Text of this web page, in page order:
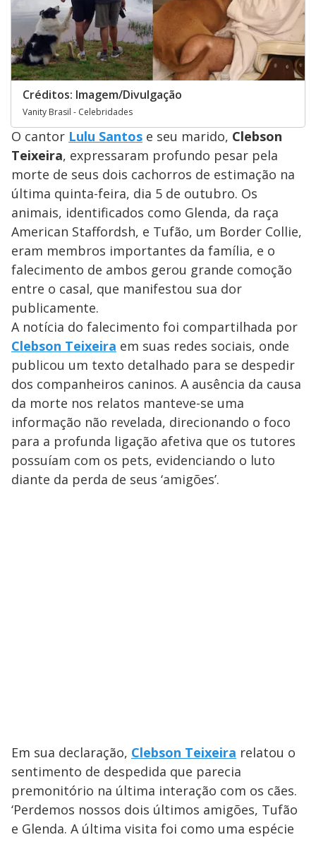
Créditos: Imagem/Divulgação
Vanity Brasil - Celebridades
O cantor Lulu Santos e seu marido, Clebson
Teixeira, expressaram profundo pesar pela
morte de seus dois cachorros de estimação na
última quinta-feira, dia 5 de outubro. Os
animais, identificados como Glenda, da raça
American Staffordsh, e Tufão, um Border Collie,
eram membros importantes da família, e o
falecimento de ambos gerou grande comoção
entre o casal, que manifestou sua dor
publicamente.
A notícia do falecimento foi compartilhada por
Clebson Teixeira em suas redes sociais, onde
publicou um texto detalhado para se despedir
dos companheiros caninos. A ausência da causa
da morte nos relatos manteve-se uma
informação não revelada, direcionando o foco
para a profunda ligação afetiva que os tutores
possuíam com os pets, evidenciando o luto
diante da perda de seus ‘amigões’.
Em sua declaração, Clebson Teixeira relatou o
sentimento de despedida que parecia
premonitório na última interação com os cães.
‘Perdemos nossos dois últimos amigões, Tufão
e Glenda. A última visita foi como uma espécie